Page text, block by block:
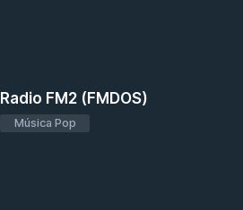
Radio FM2 (FMDOS)
Música Pop